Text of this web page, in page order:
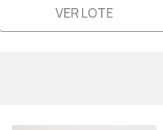
VER LOTE